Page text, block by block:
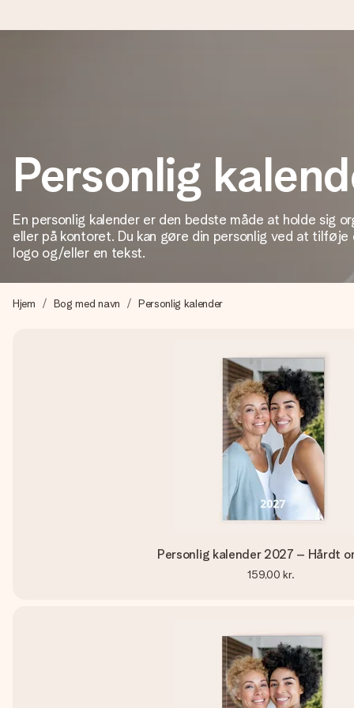
Vi laver din gave med omhu og sender den lynhurtigt – så
4,7 (baseret på +15.000 anmeldelser)
Vores gaver inspirerer. Kunderne giver os 4,7 på Google
Lav noget særligt i blot få trin – med hendes navn, et billede
Personlig
En personlig kalender er den bedste måde at holde sig
eller på kontoret. Du kan gøre din personlig ved at
logo og/eller en tekst.
Hjem Bog med navn Personlig kalender
Personlig kalender 2027 – Hårdt
159,00 kr.